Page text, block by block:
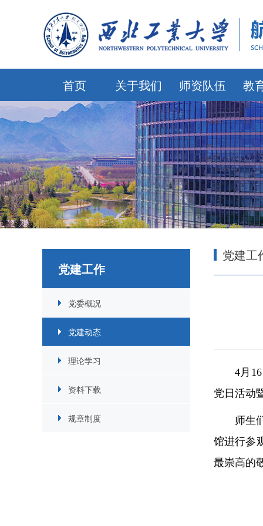
首页 关于我们 师资队伍 教
党建工作
党委概况
党建动态
理论学习
资料下载
规章制度
党建工
4月
党日活动
师生
馆进行参
最崇高的